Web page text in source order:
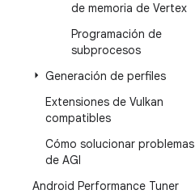
de memoria de Vertex
Programación de
subprocesos
Generación de perfiles
Extensiones de Vulkan
compatibles
Cómo solucionar problemas
de AGI
Android Performance Tuner